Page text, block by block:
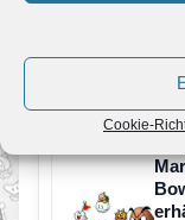
Cookie-
Von
&